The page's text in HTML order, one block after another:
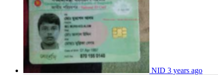
NID 3 years ago